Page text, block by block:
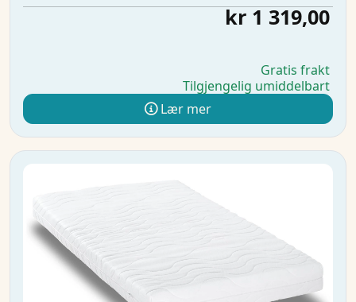
kr 1 319,00
Gratis frakt
Tilgjengelig umiddelbart
Lær mer